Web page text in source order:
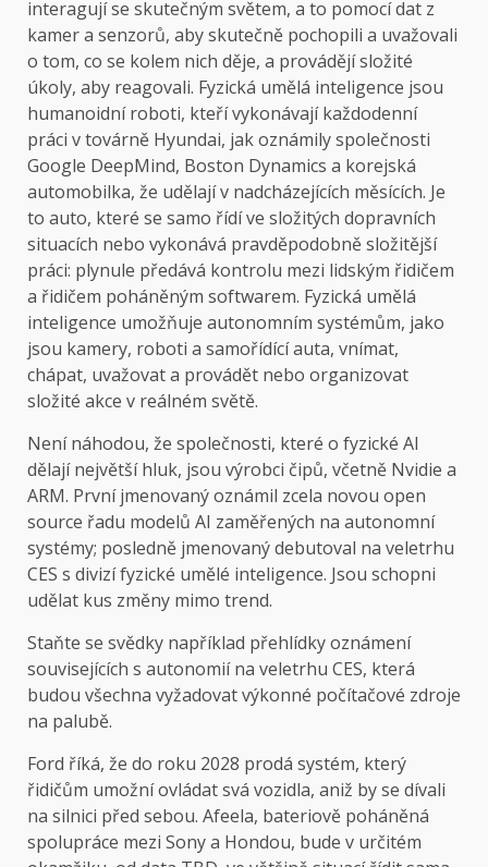
interagují se skutečným světem, a to pomocí dat z
kamer a senzorů, aby skutečně pochopili a uvažovali
o tom, co se kolem nich děje, a provádějí složité
úkoly, aby reagovali. Fyzická umělá inteligence jsou
humanoidní roboti, kteří vykonávají každodenní
práci v továrně Hyundai, jak oznámily společnosti
Google DeepMind, Boston Dynamics a korejská
automobilka, že udělají v nadcházejících měsících. Je
to auto, které se samo řídí ve složitých dopravních
situacích nebo vykonává pravděpodobně složitější
práci: plynule předává kontrolu mezi lidským řidičem
a řidičem poháněným softwarem. Fyzická umělá
inteligence umožňuje autonomním systémům, jako
jsou kamery, roboti a samořídící auta, vnímat,
chápat, uvažovat a provádět nebo organizovat
složité akce v reálném světě.
Není náhodou, že společnosti, které o fyzické AI
dělají největší hluk, jsou výrobci čipů, včetně Nvidie a
ARM. První jmenovaný oznámil zcela novou open
source řadu modelů AI zaměřených na autonomní
systémy; posledně jmenovaný debutoval na veletrhu
CES s divizí fyzické umělé inteligence. Jsou schopni
udělat kus změny mimo trend.
Staňte se svědky například přehlídky oznámení
souvisejících s autonomií na veletrhu CES, která
budou všechna vyžadovat výkonné počítačové zdroje
na palubě.
Ford říká, že do roku 2028 prodá systém, který
řidičům umožní ovládat svá vozidla, aniž by se dívali
na silnici před sebou. Afeela, bateriově poháněná
spolupráce mezi Sony a Hondou, bude v určitém